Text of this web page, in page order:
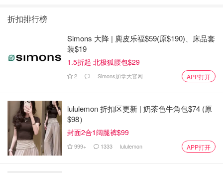
折扣排行榜
Simons 大降 | 麂皮乐福$59(原$190)、床品套
装$19
1.5折起 北极狐腰包$29
2 Simons加拿大官网 APP打开
lululemon 折扣区更新 | 奶茶色牛角包$74 (原
$98）
封面2合1阔腿裤$99
999+ 1333 lululemon APP打开